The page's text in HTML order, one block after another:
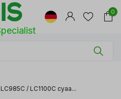
0
/ LC1100C cyaa...